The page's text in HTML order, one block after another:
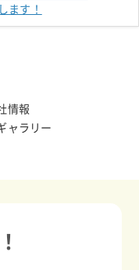
ます！
情報
ャラリー